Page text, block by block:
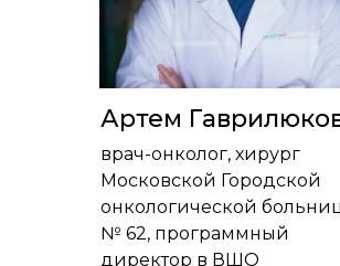
Артем
врач-онколог, хирург
Московской Городской
онкологической
№ 62, программный
директор в ВШО